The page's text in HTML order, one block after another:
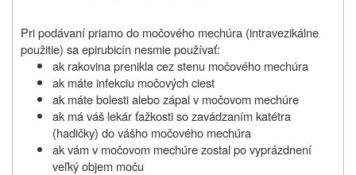
Pri podávaní priamo do močového mechúra (intravezikálne
použitie) sa epirubicín nesmie používať:
ak rakovina prenikla cez stenu močového mechúra
ak máte infekciu močových ciest
ak máte bolesti alebo zápal v močovom mechúre
ak má váš lekár ťažkosti so zavádzaním katétra
(hadičky) do vášho močového mechúra
ak vám v močovom mechúre zostal po vyprázdnení
veľký objem moču